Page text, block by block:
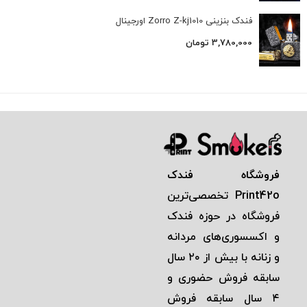
فندک بنزینی Zorro Z-kj1010 اورجینال
3,780,000 تومان
فروشگاه فندک
Print42o تخصصی‌ترين
فروشگاه در حوزه فندک
و اكسسوری‌های مردانه
و زنانه با بيش از ٢٠ سال
سابقه فروش حضوری و
٤ سال سابقه فروش